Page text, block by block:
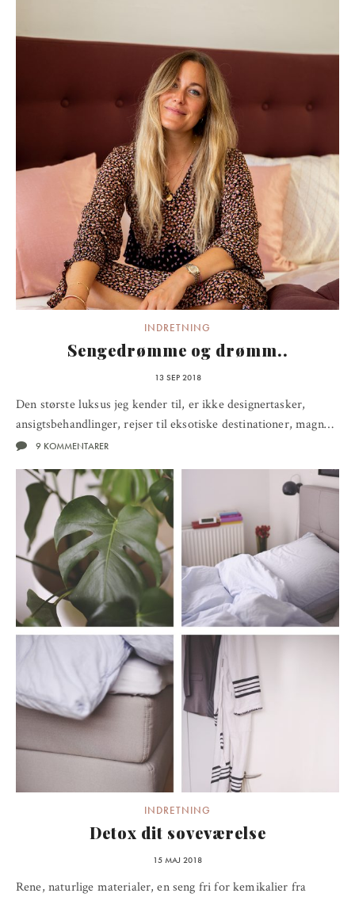
INDRETNING
Sengedrømme og drømm..
13 SEP 2018
Den største luksus jeg kender til, er ikke designertasker,
ansigtsbehandlinger, rejser til eksotiske destinationer, magn…
9 KOMMENTARER
INDRETNING
Detox dit soveværelse
15 MAJ 2018
Rene, naturlige materialer, en seng fri for kemikalier fra